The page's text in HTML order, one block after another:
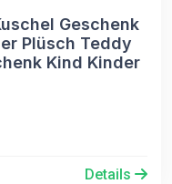
Geschenk
Plüsch Teddy
Kind Kinder
Details